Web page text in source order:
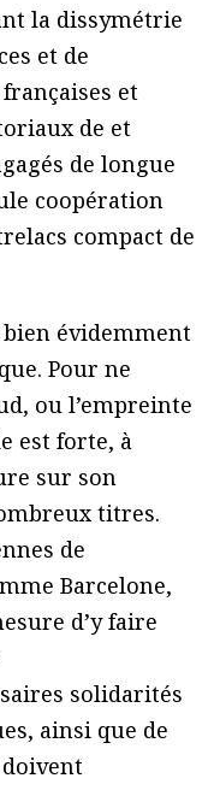
la dissymétrie
et de
et
de et
de longue
coopération
compact de
bien évidemment
Pour ne
ou l’empreinte
est forte, à
sur son
titres.
de
Barcelone,
d’y faire
solidarités
ainsi que de